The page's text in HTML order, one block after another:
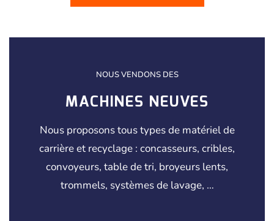
NOUS VENDONS DES
MACHINES NEUVES
Nous proposons tous types de matériel de
carrière et recyclage : concasseurs, cribles,
convoyeurs, table de tri, broyeurs lents,
trommels, systèmes de lavage, …